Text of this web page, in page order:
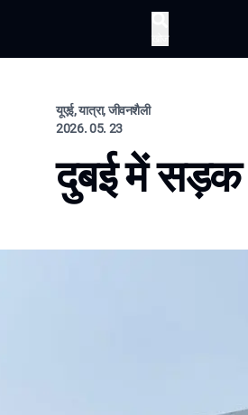
यूएई, यात्रा, जीवनशैली
2026. 05. 23
दुबई में